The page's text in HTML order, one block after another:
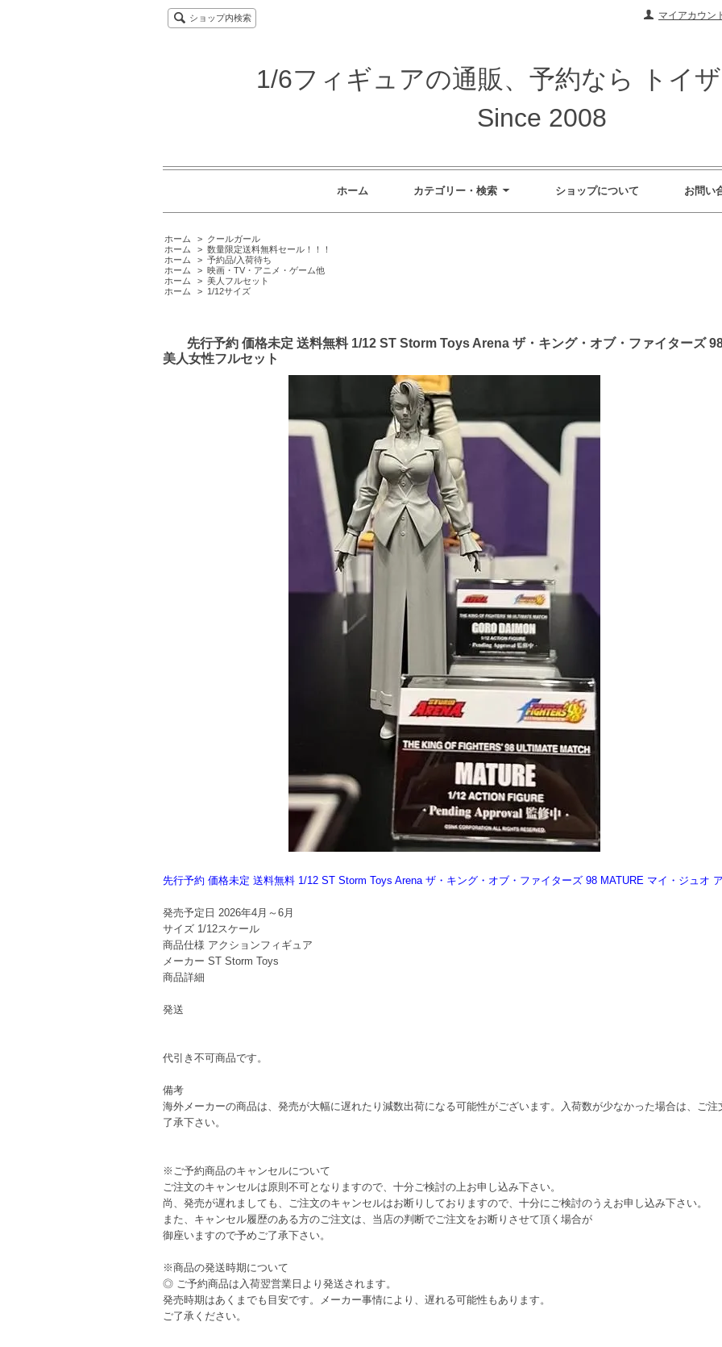
マイアカウン
ショップ内検索
1/6フィギュアの通販、予約なら トイ
Since 2008
ホーム カテゴリー・検索 ショップについて お問い
ホーム > クールガール
ホーム
> 数量限定送料無料セール！！！
ホーム
> 予約品/入荷待ち
ホーム
> 映画・TV・アニメ・ゲーム他
ホーム
> 美人フルセット
ホーム
> 1/12サイズ
先行予約 価格未定 送料無料 1/12 ST Storm Toys Arena ザ・キング・オブ・ファイターズ
美人女性フルセット
先行予約 価格未定 送料無料 1/12 ST Storm Toys Arena ザ・キング・オブ・ファイターズ 98 MATURE マイ・ジュオ
発売予定日 2026年4月～6月
サイズ 1/12スケール
商品仕様 アクションフィギュア
メーカー ST Storm Toys
商品詳細
発送
代引き不可商品です。
備考
海外メーカーの商品は、発売が大幅に遅れたり減数出荷になる可能性がございます。入荷数が少なかった場合は、ご
了承下さい。
※ご予約商品のキャンセルについて
ご注文のキャンセルは原則不可となりますので、十分ご検討の上お申し込み下さい。
尚、発売が遅れましても、ご注文のキャンセルはお断りしておりますので、十分にご検討のうえお申し込み下さい。
また、キャンセル履歴のある方のご注文は、当店の判断でご注文をお断りさせて頂く場合が
御座いますので予めご了承下さい。
※商品の発送時期について
◎ ご予約商品は入荷翌営業日より発送されます。
発売時期はあくまでも目安です。メーカー事情により、遅れる可能性もあります。
ご了承ください。